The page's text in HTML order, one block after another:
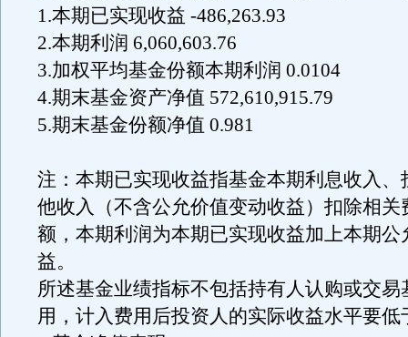
1.本期已实现收益 -486,263.93
2.本期利润 6,060,603.76
3.加权平均基金份额本期利润 0.0104
4.期末基金资产净值 572,610,915.79
5.期末基金份额净值 0.981
注：本期已实现收益指基金本期利息收入、
他收入（不含公允价值变动收益）扣除相关
额，本期利润为本期已实现收益加上本期公
益。
所述基金业绩指标不包括持有人认购或交易
用，计入费用后投资人的实际收益水平要低